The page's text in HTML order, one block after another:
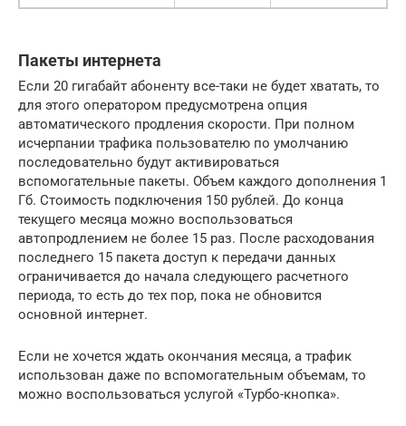
Пакеты интернета
Если 20 гигабайт абоненту все-таки не будет хватать, то
для этого оператором предусмотрена опция
автоматического продления скорости. При полном
исчерпании трафика пользователю по умолчанию
последовательно будут активироваться
вспомогательные пакеты. Объем каждого дополнения 1
Гб. Стоимость подключения 150 рублей. До конца
текущего месяца можно воспользоваться
автопродлением не более 15 раз. После расходования
последнего 15 пакета доступ к передачи данных
ограничивается до начала следующего расчетного
периода, то есть до тех пор, пока не обновится
основной интернет.
Если не хочется ждать окончания месяца, а трафик
использован даже по вспомогательным объемам, то
можно воспользоваться услугой «Турбо-кнопка».